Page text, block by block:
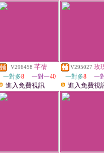
V296458 芊蒨
一對多8 一對一40
進入免費視訊
V295027 玫
一對多8 一
進入免費視